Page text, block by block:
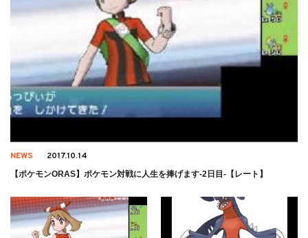
NEWS 2017.10.14
【ポケモンORAS】ポケモン対戦に人生を捧げます-2日目-【レート】